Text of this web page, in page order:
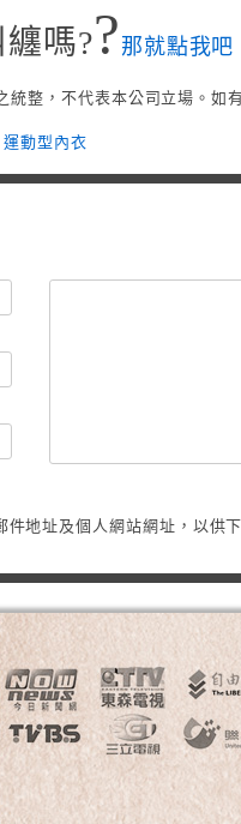
嗎?? 那就點我吧
統整，不代表本公司立場。如
運動型內衣
件地址及個人網站網址，以供